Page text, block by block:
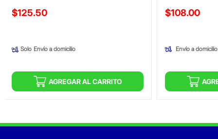
Precio reducido de
$125.50
Solo Envío a domicilio
AGREGAR AL CARRITO
Precio
$108.00
Envío a domicilio